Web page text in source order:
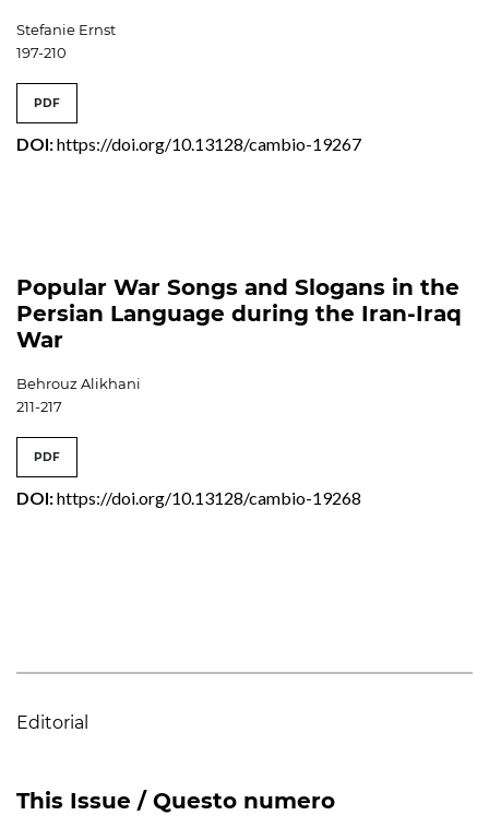
Stefanie Ernst
197-210
PDF
DOI:https://doi.org/10.13128/cambio-19267
Popular War Songs and Slogans in the
Persian Language during the Iran-Iraq
War
Behrouz Alikhani
211-217
PDF
DOI:https://doi.org/10.13128/cambio-19268
Editorial
This Issue / Questo numero